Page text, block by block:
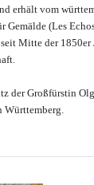
erhält vom
(Les
Mitte der 1850er
der Großfürstin
Württemberg.